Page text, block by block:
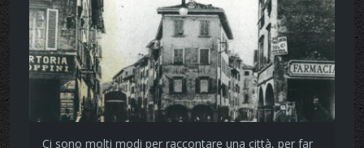
Ci sono molti modi per raccontare una città, per far